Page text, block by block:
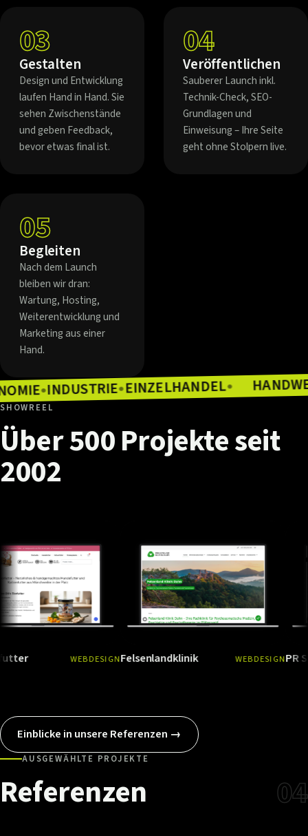
03
Gestalten
Design und Entwicklung
laufen Hand in Hand. Sie
sehen Zwischenstände
und geben Feedback,
bevor etwas final ist.
04
Veröffentlichen
Sauberer Launch inkl.
Technik-Check, SEO-
Grundlagen und
Einweisung – Ihre Seite
geht ohne Stolpern live.
05
Begleiten
Nach dem Launch
bleiben wir dran:
Wartung, Hosting,
Weiterentwicklung und
Marketing aus einer
Hand.
●INDUSTRIE●EINZELHANDEL●
SHOWREEL
Über500Projekteseit
2002
WEBDESIGN Ansehen→
Felsenlandklinik WEBDESIGN Ansehen
PR Styles
Einblicke in unsere Referenzen →
AUSGEWÄHLTE PROJEKTE
Referenzen 04